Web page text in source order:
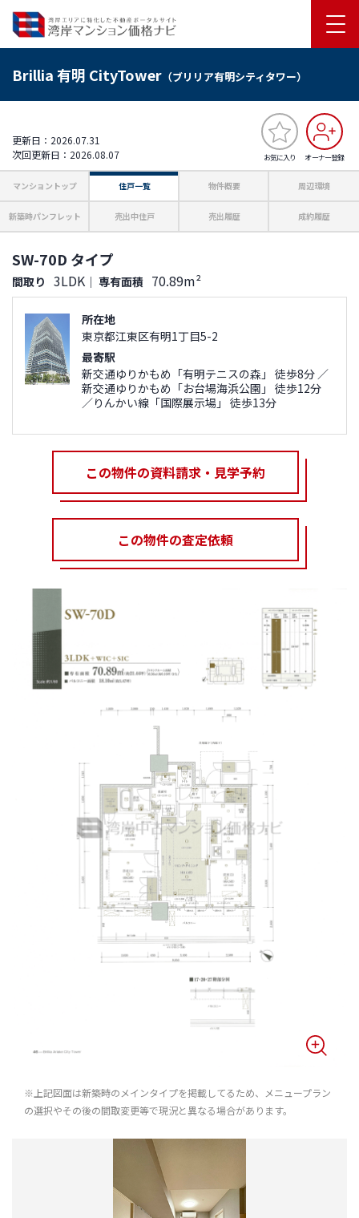
Brillia 有明 CityTower （ブリリア有明シティタワー）
お気に入り オーナー登録
更新日：2026.07.31
次回更新日：2026.08.07
マンショントップ 住戸一覧 物件概要 周辺環境
新築時パンフレット 売出中住戸 売出履歴 成約履歴
SW-70D タイプ
間取り 3LDK ｜ 専有面積 70.89m²
所在地
東京都江東区有明1丁目5-2
最寄駅
新交通ゆりかもめ「有明テニスの森」 徒歩8分 ／
新交通ゆりかもめ「お台場海浜公園」 徒歩12分
／りんかい線「国際展示場」 徒歩13分
この物件の資料請求・見学予約
この物件の査定依頼
※上記図面は新築時のメインタイプを掲載してるため、メニュープラン
の選択やその後の間取変更等で現況と異なる場合があります。